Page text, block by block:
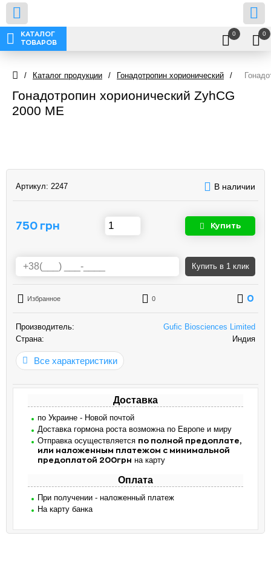
КАТАЛОГ
ТОВАРОВ
0 0
/ Каталог продукции / Гонадотропин хорионический /
Гонадотропин хорионический ZyhCG
2000 МЕ
Артикул: 2247 В наличии
750 грн Купить
Купить в 1 клик
Избранное 0 0
Производитель:
Gufic Biosciences Limited
Страна:
Индия
Все характеристики
Доставка
по Украине - Новой почтой
Доставка гормона роста возможна по Европе и миру
Отправка осуществляется по полной предоплате,
или наложенным платежом с минимальной
предоплатой 200грн на карту
Оплата
При получении - наложенный платеж
На карту банка